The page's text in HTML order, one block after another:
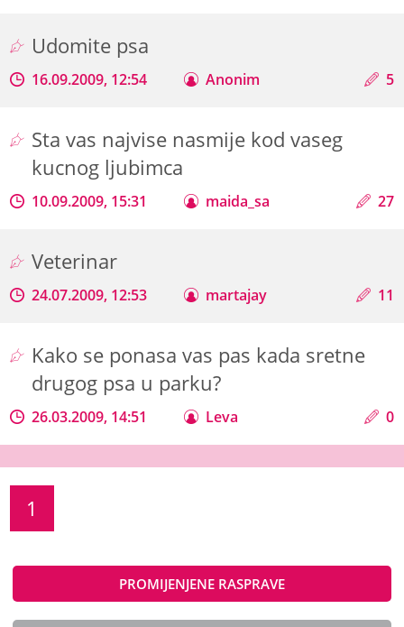
Udomite psa
16.09.2009, 12:54 Anonim 5
Sta vas najvise nasmije kod vaseg
kucnog ljubimca
10.09.2009, 15:31 maida_sa 27
Veterinar
24.07.2009, 12:53 martajay 11
Kako se ponasa vas pas kada sretne
drugog psa u parku?
26.03.2009, 14:51 Leva 0
1
PROMIJENJENE RASPRAVE